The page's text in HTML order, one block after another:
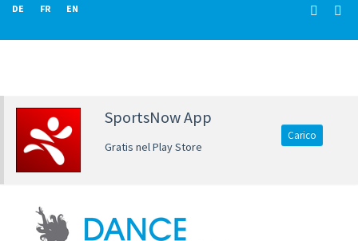
DE FR EN
SportsNow App
Gratis nel Play Store
Carico